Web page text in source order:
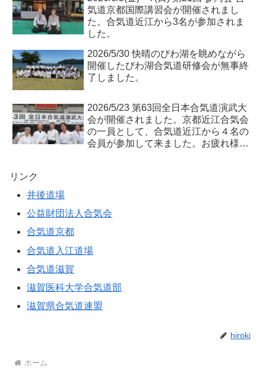
気道京都国際講習会が開催されまし
た。合気道近江から3名が参加されま
した。
2026/5/30 快晴のびわ湖を眺めながら
開催したびわ湖合気道研修会が無事終
了しました。
2026/5/23 第63回全日本合気道演武大
会が開催されました。京都近江合気会
の一員として、合気道近江から４名の
会員が参加して来ました。お疲れ様で
リンク
井後道場
公益財団法人合気会
合気道京都
合気道入江道場
合気道滋賀
滋賀医科大学合気道部
滋賀県合気道連盟
hiroki
ホーム